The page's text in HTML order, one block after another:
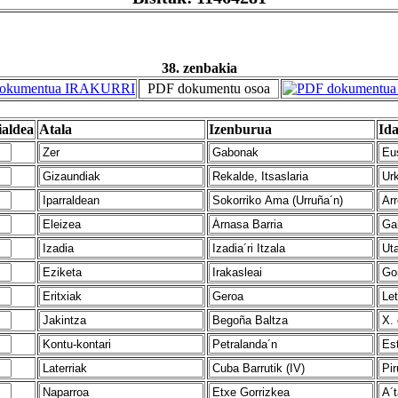
38. zenbakia
PDF dokumentu osoa
Atala Izenburua